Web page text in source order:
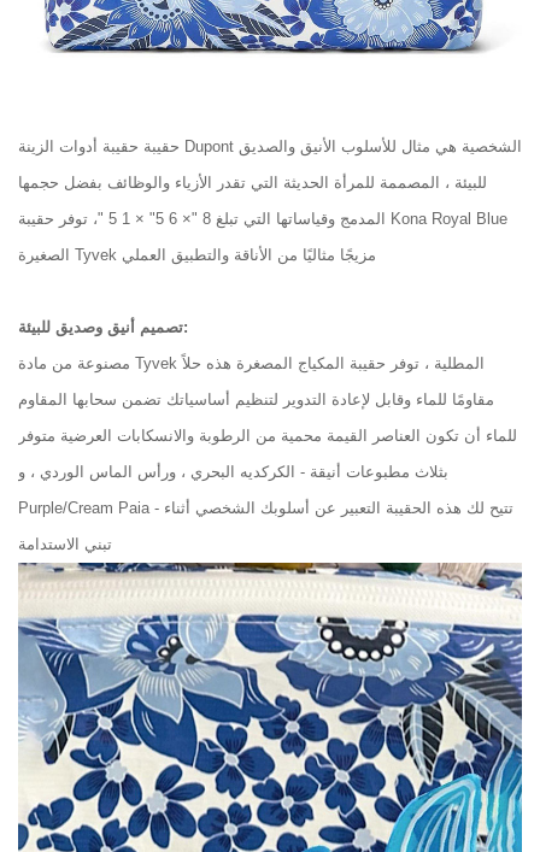
حقيبة حقيبة أدوات الزينة Dupont الشخصية هي مثال للأسلوب الأنيق والصديق
للبيئة ، المصممة للمرأة الحديثة التي تقدر الأزياء والوظائف بفضل حجمها
المدمج وقياساتها التي تبلغ 8 "× 6 5" × 1 5 "، توفر حقيبة Kona Royal Blue
الصغيرة Tyvek مزيجًا مثاليًا من الأناقة والتطبيق العملي
تصميم أنيق وصديق للبيئة:
مصنوعة من مادة Tyvek المطلية ، توفر حقيبة المكياج المصغرة هذه حلاً
مقاومًا للماء وقابل لإعادة التدوير لتنظيم أساسياتك تضمن سحابها المقاوم
للماء أن تكون العناصر القيمة محمية من الرطوبة والانسكابات العرضية متوفر
بثلاث مطبوعات أنيقة - الكركديه البحري ، ورأس الماس الوردي ، و
Purple/Cream Paia - تتيح لك هذه الحقيبة التعبير عن أسلوبك الشخصي أثناء
تبني الاستدامة